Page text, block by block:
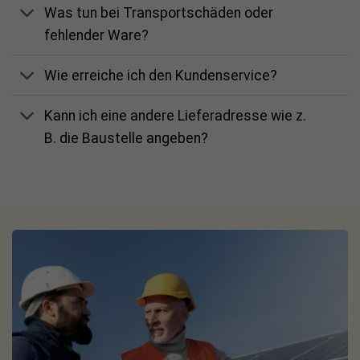
Abmessungen (B x H x T):
585 x 570 x 200 mm
Gewicht:ca. 32 kg
I/Os (je nach Konfiguration)
Fazit: Wenn Sie einen sehr leistungsstarken Wechselrichter
für Ihre PV-Anlage suchen, der Solaranlage, PV-Speicher
Was tun bei Transportschäden oder
fehlender Ware?
Wie erreiche ich den Kundenservice?
Kann ich eine andere Lieferadresse wie z.
B. die Baustelle angeben?